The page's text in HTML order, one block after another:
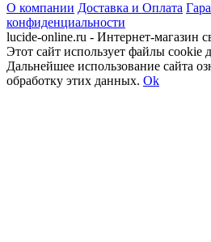
О компании Доставка и Оплата
конфиденциальности
lucide-online.ru - Интернет-магазин
Этот сайт использует файлы cookie
Дальнейшее использование сайта
обработку этих данных. Ok